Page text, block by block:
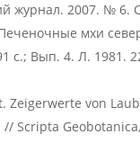
журнал. 2007. № 6.
мхи
с.; Вып. 4. Л. 1981.
Zeigerwerte von
Scripta